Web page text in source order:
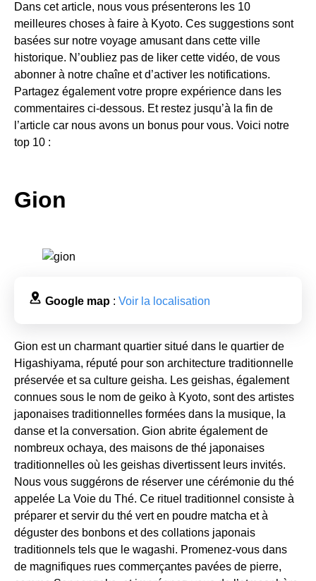
Dans cet article, nous vous présenterons les 10
meilleures choses à faire à Kyoto. Ces suggestions sont
basées sur notre voyage amusant dans cette ville
historique. N’oubliez pas de liker cette vidéo, de vous
abonner à notre chaîne et d’activer les notifications.
Partagez également votre propre expérience dans les
commentaires ci-dessous. Et restez jusqu’à la fin de
l’article car nous avons un bonus pour vous. Voici notre
top 10 :
Gion
Google map : Voir la localisation
Gion est un charmant quartier situé dans le quartier de
Higashiyama, réputé pour son architecture traditionnelle
préservée et sa culture geisha. Les geishas, également
connues sous le nom de geiko à Kyoto, sont des artistes
japonaises traditionnelles formées dans la musique, la
danse et la conversation. Gion abrite également de
nombreux ochaya, des maisons de thé japonaises
traditionnelles où les geishas divertissent leurs invités.
Nous vous suggérons de réserver une cérémonie du thé
appelée La Voie du Thé. Ce rituel traditionnel consiste à
préparer et servir du thé vert en poudre matcha et à
déguster des bonbons et des collations japonais
traditionnels tels que le wagashi. Promenez-vous dans
de magnifiques rues commerçantes pavées de pierre,